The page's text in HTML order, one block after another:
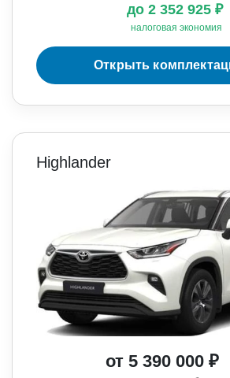
до 2 352 925 ₽
налоговая экономия
Открыть
Highlander
от 5 390 000 ₽